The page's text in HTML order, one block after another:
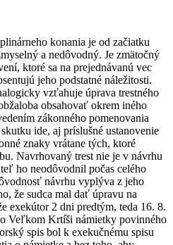
konania je od začiatku
a nedôvodný. Je zmätočný
ktoré sa na prejednávanú vec
jeho podstatné náležitosti.
vzťahuje úprava trestného
obsahovať okrem iného
zákonného pomenovania
ide, aj príslušné ustanovenie
znaky vrátane tých, ktoré
Navrhovaný trest nie je v návrhu
ho neodôvodnil počas celého
návrhu vyplýva z jeho
že sudca mal dať úpravu na
exekútor 2 dni predtým, teda 16. 8.
Veľkom Krtíši námietky povinného
spis bol k exekučnému spisu